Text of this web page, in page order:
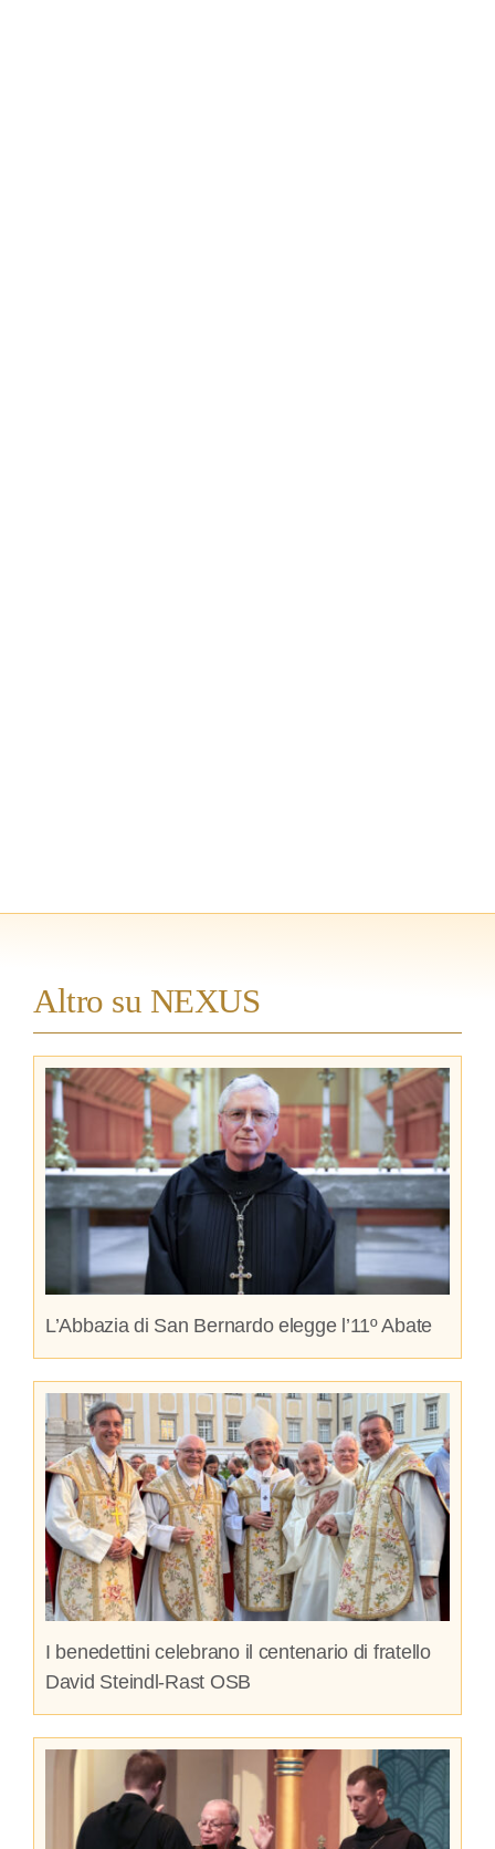
Altro su NEXUS
L’Abbazia di San Bernardo elegge l’11º Abate
I benedettini celebrano il centenario di fratello
David Steindl-Rast OSB